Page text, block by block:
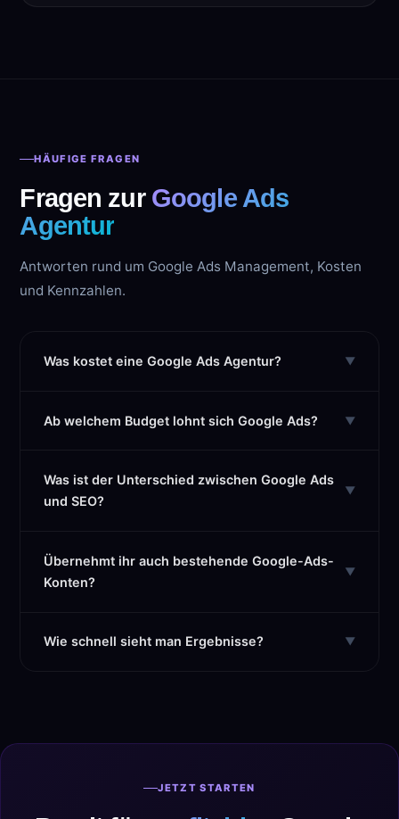
HÄUFIGE FRAGEN
Fragen zur Google Ads
Agentur
Antworten rund um Google Ads Management, Kosten
und Kennzahlen.
Was kostet eine Google Ads Agentur? ▼
Ab welchem Budget lohnt sich Google Ads? ▼
Was ist der Unterschied zwischen Google Ads
und SEO?
▼
Übernehmt ihr auch bestehende Google-Ads-
Konten?
▼
Wie schnell sieht man Ergebnisse? ▼
JETZT STARTEN